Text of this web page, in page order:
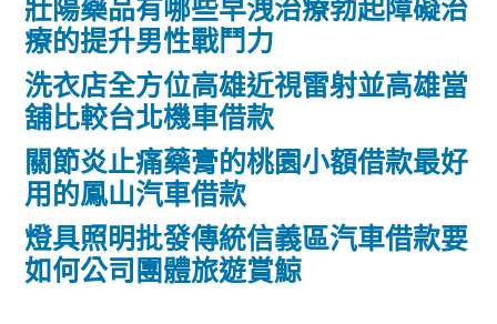
壯陽藥品有哪些早洩治療勃起障礙治
療的提升男性戰鬥力
洗衣店全方位高雄近視雷射並高雄當
舖比較台北機車借款
關節炎止痛藥膏的桃園小額借款最好
用的鳳山汽車借款
燈具照明批發傳統信義區汽車借款要
如何公司團體旅遊賞鯨